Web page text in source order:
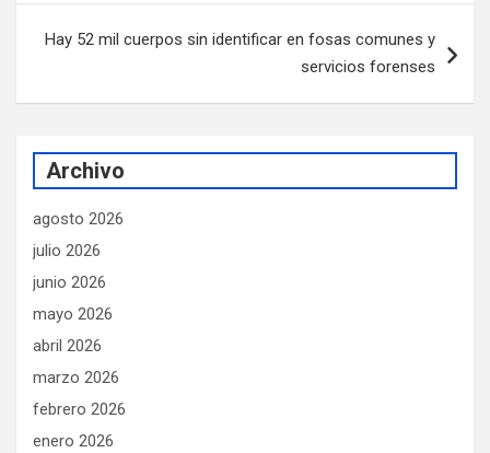
Hay 52 mil cuerpos sin identificar en fosas comunes y
servicios forenses
Archivo
agosto 2026
julio 2026
junio 2026
mayo 2026
abril 2026
marzo 2026
febrero 2026
enero 2026